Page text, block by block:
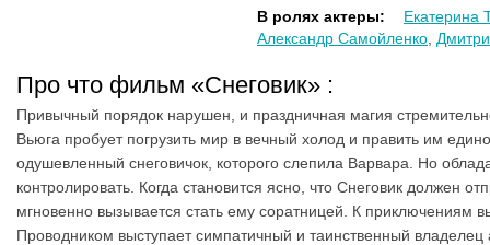
В ролях актеры:
Екатерина
Александр Самойленко
Про что фильм «Снеговик» :
Привычный порядок нарушен, и праздничная магия
Вьюга пробует погрузить мир в вечный холод и править им
одушевленный снеговичок, которого слепила Варвара. Но
контролировать. Когда становится ясно, что Снеговик должен
мгновенно вызывается стать ему соратницей. К приключениям
Проводником выступает симпатичный и таинственный